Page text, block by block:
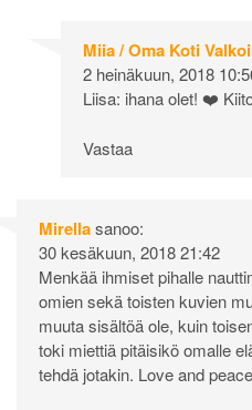
Miia / Oma Koti
2 heinäkuun, 2018
Liisa: ihana olet! ❤️
Vastaa
Mirellasanoo:
30 kesäkuun, 2018 21:42
Menkää ihmiset pihalle
omien sekä toisten kuvien
muuta sisältöä ole, kuin
toki miettiä pitäisikö omalle
tehdä jotakin. Love and